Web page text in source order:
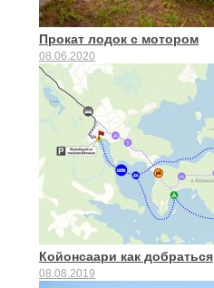
Прокат лодок с мотором
08.06.2020
Койонсаари как добраться
08.08.2019